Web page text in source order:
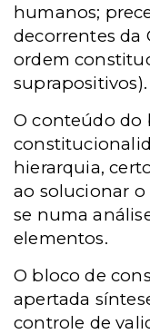
humanos;
decorrentes da
ordem
suprapositivos).
O conteúdo do
hierarquia,
ao solucionar o
se numa
elementos.
O bloco de
apertada
controle de